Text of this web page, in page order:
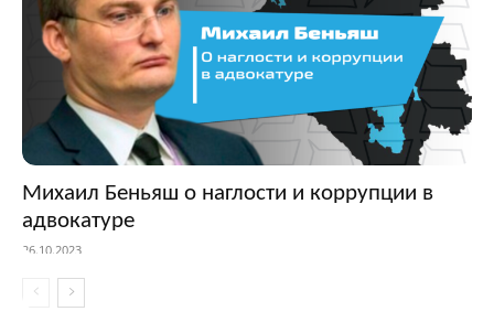
Михаил Беньяш о наглости и коррупции в
адвокатуре
26.10.2023